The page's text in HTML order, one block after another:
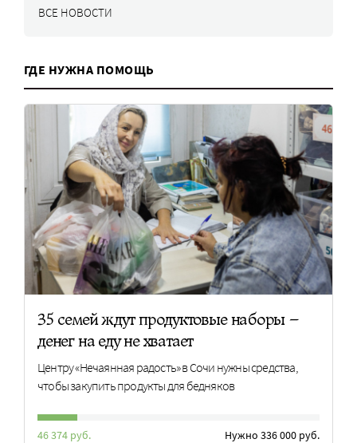
ВСЕ НОВОСТИ
ГДЕ НУЖНА ПОМОЩЬ
35 семей ждут продуктовые наборы –
денег на еду не хватает
Центру «Нечаянная радость» в Сочи нужны средства,
чтобы закупить продукты для бедняков
46 374 руб. Нужно 336 000 руб.